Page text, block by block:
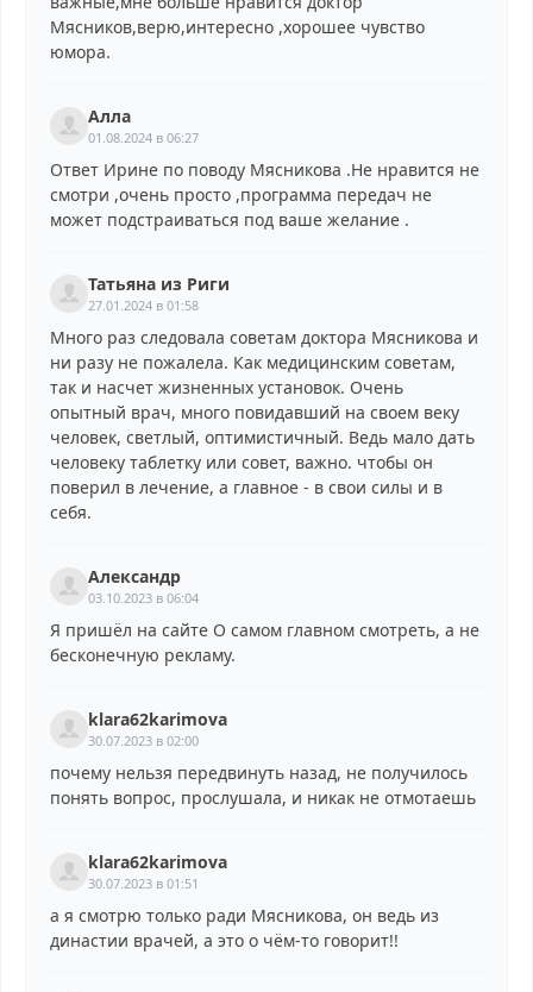
Мясников,верю,интересно ,хорошее чувство
юмора.
Алла
01.08.2024 в 06:27
Ответ Ирине по поводу Мясникова .Не нравится не
смотри ,очень просто ,программа передач не
может подстраиваться под ваше желание .
Татьяна из Риги
27.01.2024 в 01:58
Много раз следовала советам доктора Мясникова и
ни разу не пожалела. Как медицинским советам,
так и насчет жизненных установок. Очень
опытный врач, много повидавший на своем веку
человек, светлый, оптимистичный. Ведь мало дать
человеку таблетку или совет, важно. чтобы он
поверил в лечение, а главное - в свои силы и в
себя.
Александр
03.10.2023 в 06:04
Я пришёл на сайте О самом главном смотреть, а не
бесконечную рекламу.
klara62karimova
30.07.2023 в 02:00
почему нельзя передвинуть назад, не получилось
понять вопрос, прослушала, и никак не отмотаешь
klara62karimova
30.07.2023 в 01:51
а я смотрю только ради Мясникова, он ведь из
династии врачей, а это о чём-то говорит!!